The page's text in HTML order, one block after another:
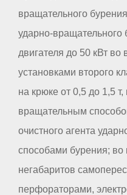
вращательного
ударно-
двигателя до 50 кВт
установками второго
на крюке от 0,5 до 1,5
вращательным
очистного агента
способами бурения;
негабаритов
перфораторами,